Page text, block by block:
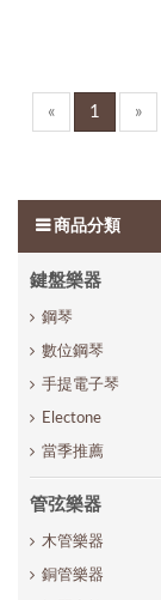
« 1 »
商品分類
鍵盤樂器
鋼琴
數位鋼琴
手提電子琴
Electone
當季推薦
管弦樂器
木管樂器
銅管樂器